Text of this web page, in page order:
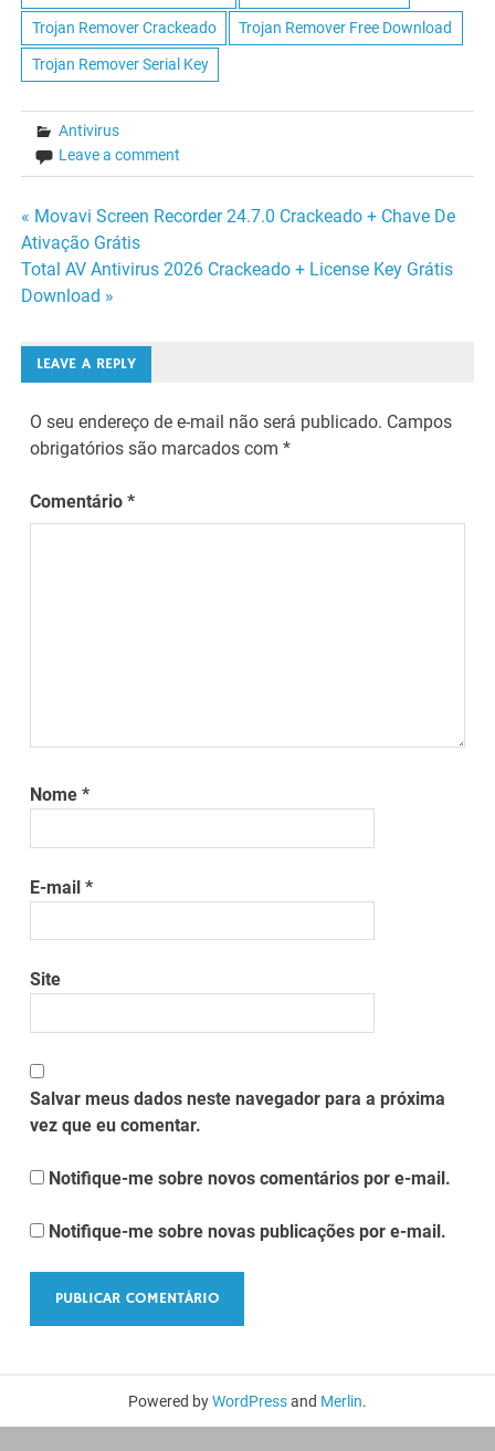
Trojan Remover Crackeado Trojan Remover Free Download
Trojan Remover Serial Key
Antivirus
Leave a comment
Navegação
de
Post
« Movavi Screen Recorder 24.7.0 Crackeado + Chave De
Ativação Grátis
Total AV Antivirus 2026 Crackeado + License Key Grátis
Download »
LEAVE A REPLY
O seu endereço de e-mail não será publicado. Campos
obrigatórios são marcados com*
Comentário*
Nome*
E-mail*
Site
Salvar meus dados neste navegador para a próxima
vez que eu comentar.
Notifique-me sobre novos comentários por e-mail.
Notifique-me sobre novas publicações por e-mail.
Powered byWordPressand Merlin.